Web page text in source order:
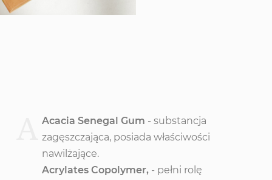
Acacia Senegal Gum - substancja
zagęszczająca, posiada właściwości
nawilżające.
Acrylates Copolymer, - pełni rolę